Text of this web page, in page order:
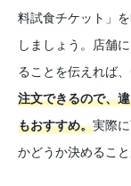
料試食チケット」
しましょう。店舗
ることを伝えれば
注文できるので、
もおすすめ。実際
かどうか決めるこ